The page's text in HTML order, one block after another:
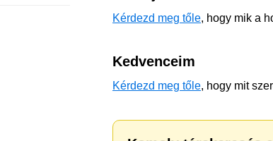
Kérdezd meg tőle, hogy mik a
Kedvenceim
Kérdezd meg tőle, hogy mit